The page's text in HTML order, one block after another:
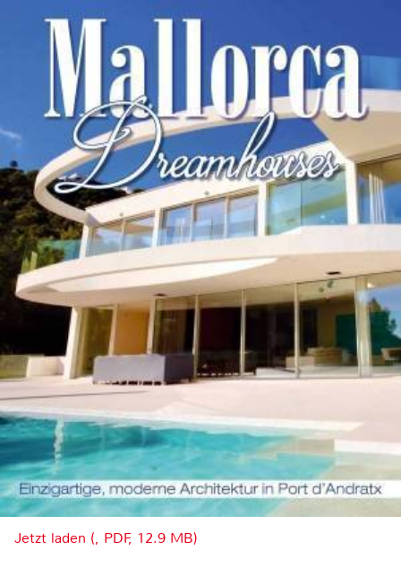
Jetzt laden (, PDF, 12.9 MB)